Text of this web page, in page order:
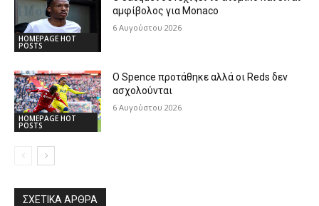
HOMEPAGE HOT
POSTS
αμφίβολος για Monaco
6 Αυγούστου 2026
HOMEPAGE HOT
POSTS
Ο Spence προτάθηκε αλλά οι Reds δεν
ασχολούνται
6 Αυγούστου 2026
ΣΧΕΤΙΚΆ ΆΡΘΡΑ